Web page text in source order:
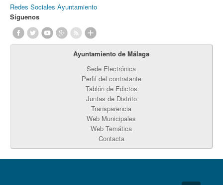
Redes Sociales Ayuntamiento
Síguenos
Ayuntamiento de Málaga
Sede Electrónica
Perfil del contratante
Tablón de Edictos
Juntas de Distrito
Transparencia
Web Municipales
Web Temática
Contacta